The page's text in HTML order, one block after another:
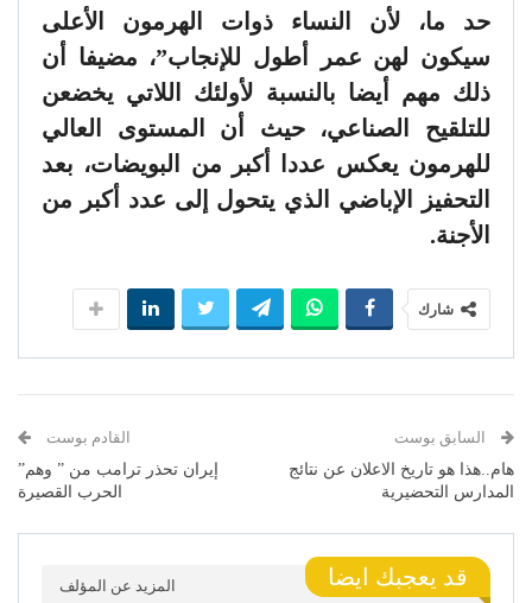
حد ما، لأن النساء ذوات الهرمون الأعلى
سيكون لهن عمر أطول للإنجاب”، مضيفا أن
ذلك مهم أيضا بالنسبة لأولئك اللاتي يخضعن
للتلقيح الصناعي، حيث أن المستوى العالي
للهرمون يعكس عددا أكبر من البويضات، بعد
التحفيز الإباضي الذي يتحول إلى عدد أكبر من
الأجنة.
شارك
السابق بوست
هام..هذا هو تاريخ الاعلان عن نتائج
المدارس التحضيرية
القادم بوست
إيران تحذر ترامب من ” وهم”
الحرب القصيرة
قد يعجبك ايضا المزيد عن المؤلف